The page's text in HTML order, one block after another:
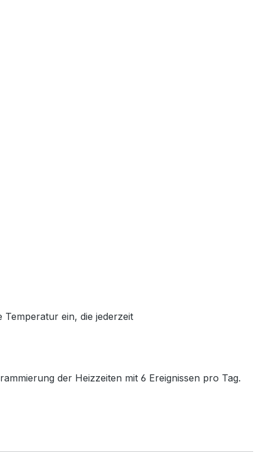
Temperatur ein, die jederzeit
der Heizzeiten mit 6 Ereignissen pro Tag.